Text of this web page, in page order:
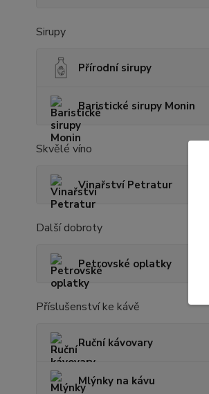
Sirupy
Přírodní sirupy
Baristické sirupy Monin
Skvělé víno
Vinařství Petratur
Další dobroty
Petrovské oplatky
Příslušenství ke kávě
Ruční kávovary
Mlýnky na kávu